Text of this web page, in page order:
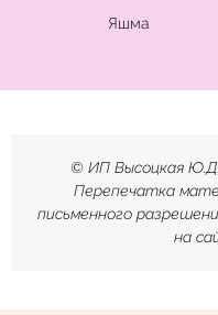
Яшма
© ИП Высоцкая
Перепечатка
письменного
на